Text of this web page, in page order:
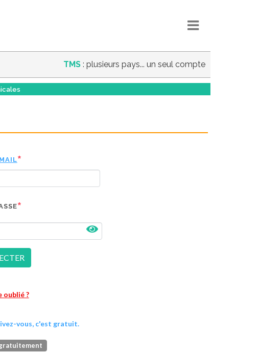
TMS : plusieurs pays... un seul compte
oublié ?
vous, c'est gratuit.